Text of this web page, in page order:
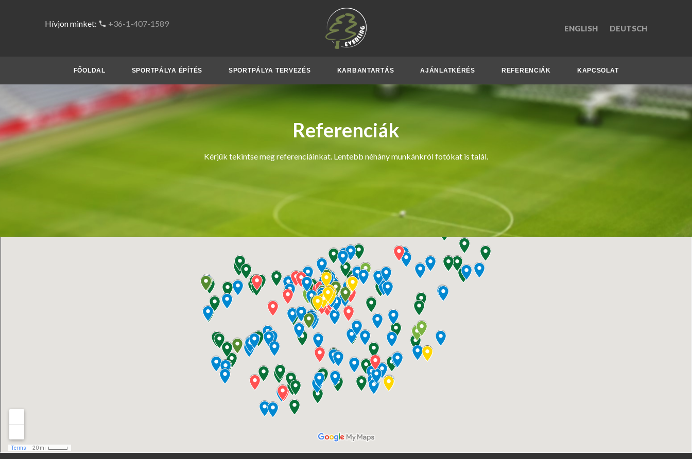
Hívjon minket: +36-1-407-1589 ENGLISH DEUTSCH
FŐOLDAL SPORTPÁLYA ÉPÍTÉS SPORTPÁLYA TERVEZÉS KARBANTARTÁS AJÁNLATKÉRÉS REFERENCIÁK KAPCSOLAT
Referenciák
Kérjük tekintse meg referenciáinkat. Lentebb néhány munkánkról fotókat is talál.